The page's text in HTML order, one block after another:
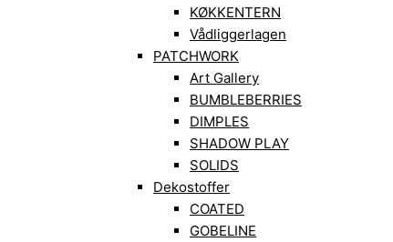
KØKKENTERN
Vådliggerlagen
PATCHWORK
Art Gallery
BUMBLEBERRIES
DIMPLES
SHADOW PLAY
SOLIDS
Dekostoffer
COATED
GOBELINE